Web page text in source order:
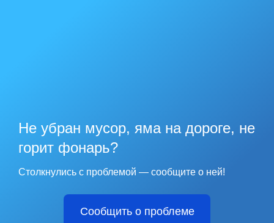
Не убран мусор, яма на дороге, не
горит фонарь?
Столкнулись с проблемой — сообщите о ней!
Сообщить о проблеме